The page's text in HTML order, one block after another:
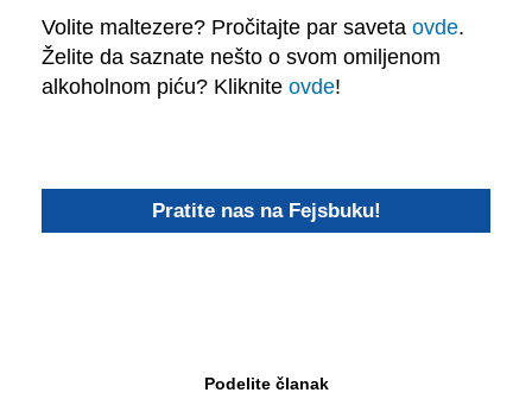
Volite maltezere? Pročitajte par saveta ovde.
Želite da saznate nešto o svom omiljenom
alkoholnom piću? Kliknite ovde!
Pratite nas na Fejsbuku!
Podelite članak